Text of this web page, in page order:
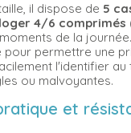
il dispose de 5
4/6 comprimés
de la
pour permettre une
l'identifier au
ou malvoyantes.
et